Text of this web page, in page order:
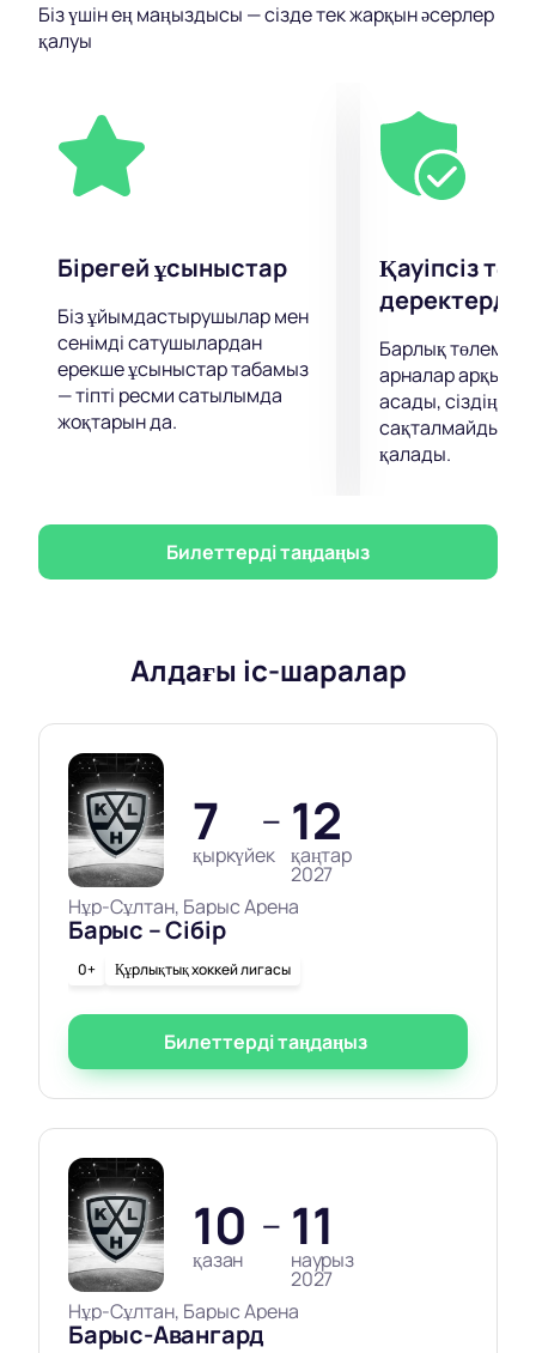
атмосфераны жеткізетін жарқын костюмдер мен
декорацияларды, тамаша музыка мен билерді
бишілер мен музыканттар тартылып,
көрермендерді кәсібилігімен,
эмоционалдылығымен таң қалдырады. "Just Baby or
Love in French" мюзиклі - бұл сізді күнделікті барлық
әлеміне батыруға мүмкіндік беретін нағыз шедевр.
Бұл спектакльдің билеттері қазірдің өзінде
сатылуда, сондықтан осы жарқын және есте
қаларлық оқиғаның куәгері болу мүмкіндігін жіберіп
алмаңыз.
Біз үшін ең маңыздысы — сізде тек жарқын әсерлер
қалуы
Бірегей ұсыныстар
Біз ұйымдастырушылар мен
сенімді сатушылардан
ерекше ұсыныстар табамыз
— тіпті ресми сатылымда
жоқтарын да.
Қауіпсіз
деректерді
Барлық
арналар арқылы
асады, сіздің
сақталмайды
қалады.
Билеттерді таңдаңыз
Алдағы іс-шаралар
7
қыркүйек
— 12
қаңтар
2027
Нұр-Сұлтан, Барыс Арена
Барыс – Сібір
0+ Құрлықтық хоккей лигасы
Билеттерді таңдаңыз
10
қазан
— 11
наурыз
2027
Нұр-Сұлтан, Барыс Арена
Барыс-Авангард